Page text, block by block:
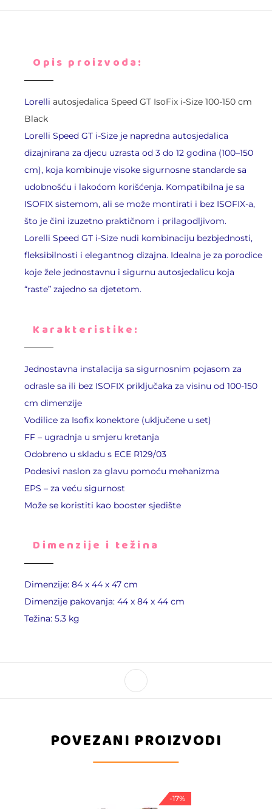
Opis proizvoda:
Lorelli autosjedalica Speed GT IsoFix i-Size 100-150 cm
Black
Lorelli Speed GT i-Size je napredna autosjedalica
dizajnirana za djecu uzrasta od 3 do 12 godina (100–150
cm), koja kombinuje visoke sigurnosne standarde sa
udobnošću i lakoćom korišćenja. Kompatibilna je sa
ISOFIX sistemom, ali se može montirati i bez ISOFIX-a,
što je čini izuzetno praktičnom i prilagodljivom.
Lorelli Speed GT i-Size nudi kombinaciju bezbjednosti,
fleksibilnosti i elegantnog dizajna. Idealna je za porodice
koje žele jednostavnu i sigurnu autosjedalicu koja
“raste” zajedno sa djetetom.
Karakteristike:
Jednostavna instalacija sa sigurnosnim pojasom za
odrasle sa ili bez ISOFIX priključaka za visinu od 100-150
cm dimenzije
Vodilice za Isofix konektore (uključene u set)
FF – ugradnja u smjeru kretanja
Odobreno u skladu s ECE R129/03
Podesivi naslon za glavu pomoću mehanizma
EPS – za veću sigurnost
Može se koristiti kao booster sjedište
Dimenzije i težina
Dimenzije: 84 х 44 х 47 cm
Dimenzije pakovanja: 44 x 84 x 44 cm
Težina: 5.3 kg
POVEZANI PROIZVODI
-17%